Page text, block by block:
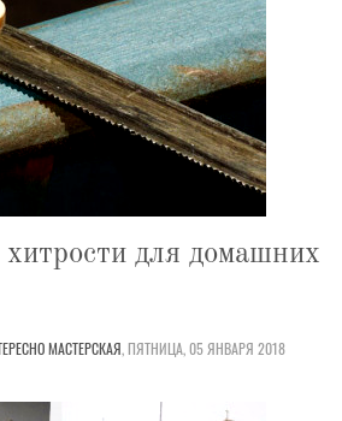
для домашних
МАСТЕРСКАЯ,ПЯТНИЦА, 05 ЯНВАРЯ 2018